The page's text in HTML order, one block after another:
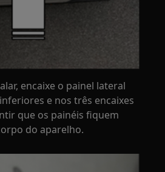
encaixe o painel lateral
e nos três encaixes
que os painéis fiquem
do aparelho.